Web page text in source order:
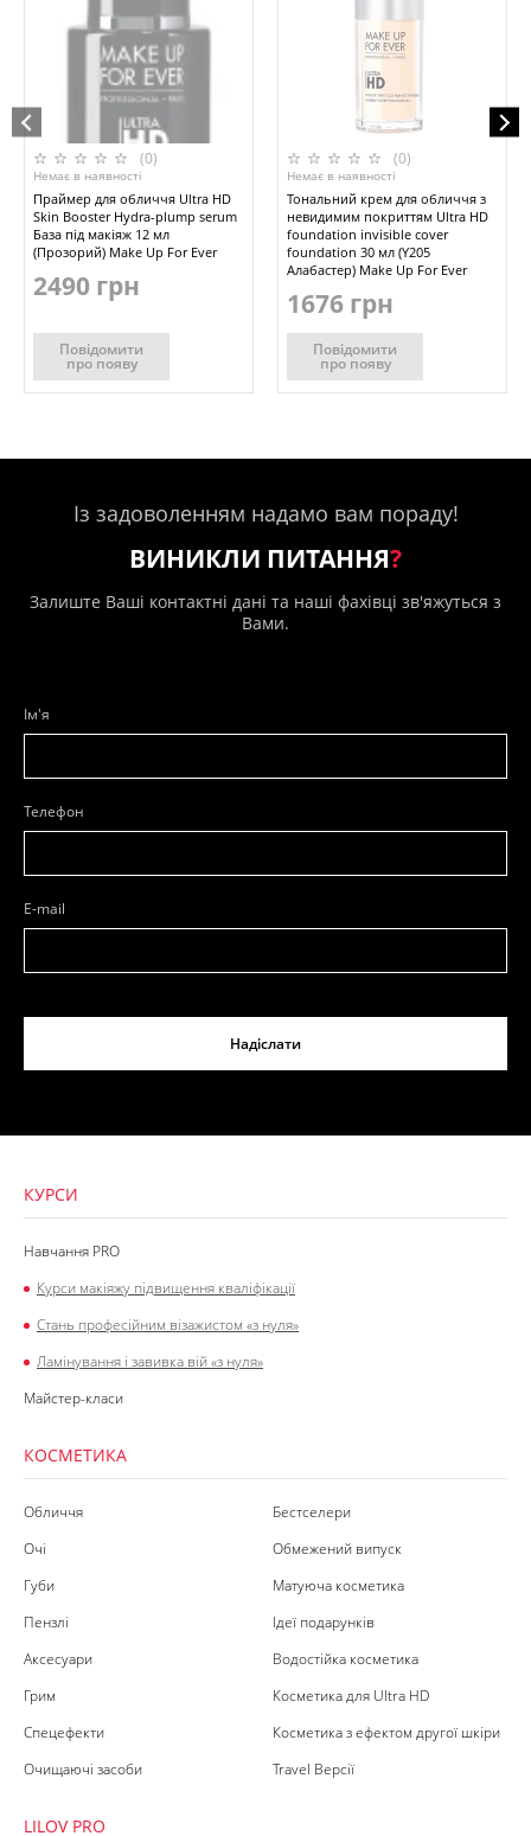
(0)
Немає в наявності
Праймер для обличчя Ultra HD
Skin Booster Hydra-plump serum
База під макіяж 12 мл
(Прозорий) Make Up For Ever
2490 грн
Повідомити
про появу
(0)
Немає в наявності
Тональний крем для обличчя з
невидимим покриттям Ultra HD
foundation invisible cover
foundation 30 мл (Y205
Алабастер) Make Up For Ever
1676 грн
Повідомити
про появу
Із задоволенням надамо вам пораду!
ВИНИКЛИ ПИТАННЯ?
Залиште Ваші контактні дані та наші фахівці зв'яжуться з
Вами.
Ім'я
Телефон
E-mail
Надіслати
КУРСИ
Навчання PRO
Курси макіяжу підвищення кваліфікації
Стань професійним візажистом «з нуля»
Ламінування і завивка вій «з нуля»
Майстер-класи
КОСМЕТИКА
Обличчя
Очі
Губи
Пензлі
Аксесуари
Грим
Спецефекти
Очищаючі засоби
Бестселери
Обмежений випуск
Матуюча косметика
Ідеї подарунків
Водостійка косметика
Косметика для Ultra HD
Косметика з ефектом другої шкіри
Travel Версії
LILOV PRO